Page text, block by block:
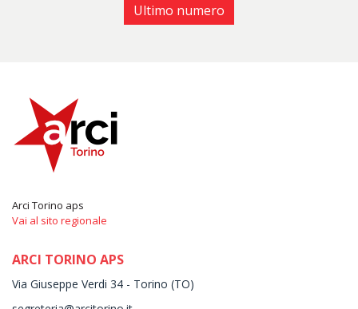
Ultimo numero
Arci Torino aps
Vai al sito regionale
ARCI TORINO APS
Via Giuseppe Verdi 34 - Torino (TO)